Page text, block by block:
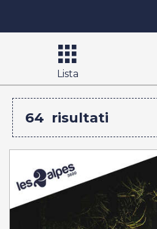
Lista
64 risultati